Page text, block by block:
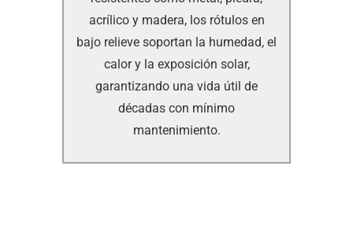
acrílico y madera, los rótulos en
bajo relieve soportan la humedad, el
calor y la exposición solar,
garantizando una vida útil de
décadas con mínimo
mantenimiento.
acrílico y madera, los rótulos en
bajo relieve soportan la humedad, el
calor y la exposición solar,
garantizando una vida útil de
décadas con mínimo
mantenimiento.